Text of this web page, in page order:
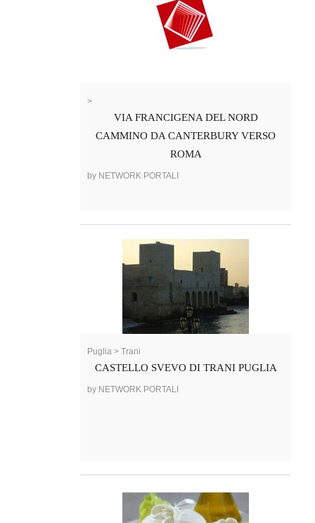
>
VIA FRANCIGENA DEL NORD
CAMMINO DA CANTERBURY VERSO
ROMA
by NETWORK PORTALI
Puglia > Trani
CASTELLO SVEVO DI TRANI PUGLIA
by NETWORK PORTALI